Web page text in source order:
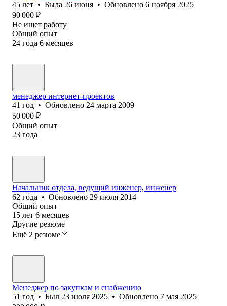
45 лет • Была 26 июня • Обновлено 6 ноября 2025
90 000 ₽
Не ищет работу
Общий опыт
24 года 6 месяцев
менеджер интернет-проектов
41 год • Обновлено 24 марта 2009
50 000 ₽
Общий опыт
23 года
Начальник отдела, ведущий инженер, инженер
62 года • Обновлено 29 июля 2014
Общий опыт
15 лет 6 месяцев
Другие резюме
Ещё 2 резюме
Менеджер по закупкам и снабжению
51 год • Был 23 июля 2025 • Обновлено 7 мая 2025